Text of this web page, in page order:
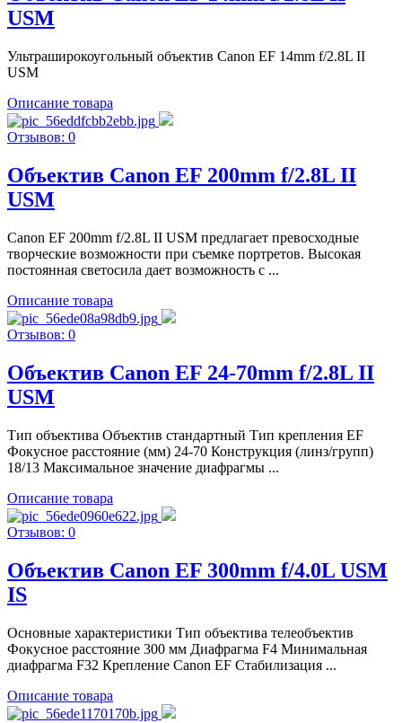
USM
Ультраширокоугольный объектив Canon EF 14mm f/2.8L II
USM
Описание товара
Отзывов: 0
Объектив Canon EF 200mm f/2.8L II
USM
Canon EF 200mm f/2.8L II USM предлагает превосходные
творческие возможности при съемке портретов. Высокая
постоянная светосила дает возможность с ...
Описание товара
Отзывов: 0
Объектив Canon EF 24-70mm f/2.8L II
USM
Тип объектива Объектив стандартный Тип крепления EF
Фокусное расстояние (мм) 24-70 Конструкция (линз/групп)
18/13 Максимальное значение диафрагмы ...
Описание товара
Отзывов: 0
Объектив Canon EF 300mm f/4.0L USM
IS
Основные характеристики Тип объектива телеобъектив
Фокусное расстояние 300 мм Диафрагма F4 Минимальная
диафрагма F32 Крепление Canon EF Стабилизация ...
Описание товара